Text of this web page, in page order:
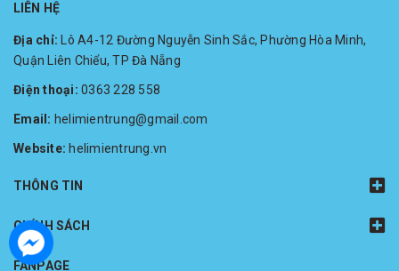
LIÊN HỆ
Địa chỉ: Lô A4-12 Đường Nguyễn Sinh Sắc, Phường Hòa Minh,
Quận Liên Chiểu, TP Đà Nẵng
Điện thoại: 0363 228 558
Email: helimientrung@gmail.com
Website: helimientrung.vn
THÔNG TIN
CHÍNH SÁCH
FANPAGE